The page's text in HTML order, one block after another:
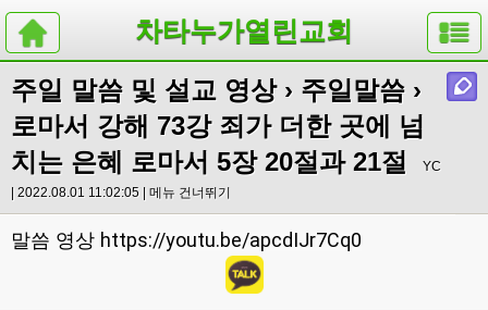
차타누가열린교회
주일 말씀 및 설교 영상› 주일말씀 ›
로마서 강해 73강 죄가 더한 곳에 넘
치는 은혜 로마서 5장 20절과 21절
YC
| 2022.08.01 11:02:05 | 메뉴 건너뛰기
말씀 영상 https://youtu.be/apcdIJr7Cq0